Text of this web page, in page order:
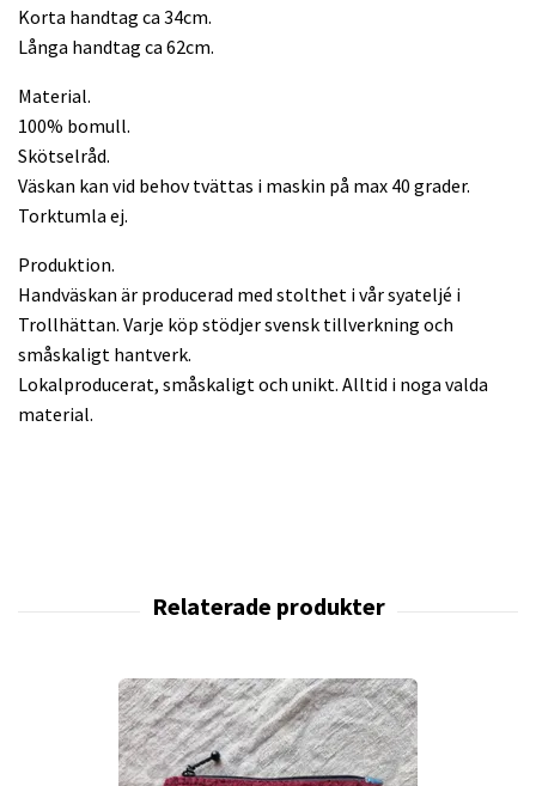
Korta handtag ca 34cm.
Långa handtag ca 62cm.
Material.
100% bomull.
Skötselråd.
Väskan kan vid behov tvättas i maskin på max 40 grader.
Torktumla ej.
Produktion.
Handväskan är producerad med stolthet i vår syateljé i
Trollhättan. Varje köp stödjer svensk tillverkning och
småskaligt hantverk.
Lokalproducerat, småskaligt och unikt. Alltid i noga valda
material.